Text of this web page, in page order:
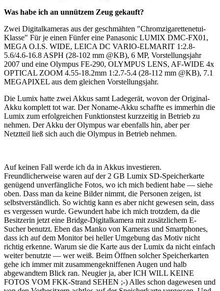
Was habe ich an unnützem Zeug gekauft?
Zwei Digitalkameras aus der geschmähten "Chromzigarettenetui-
Klasse" Für je einen Fünfer eine Panasonic LUMIX DMC-FX01,
MEGA O.I.S. WIDE, LEICA DC VARIO-ELMARIT 1:2.8-
5.6/4.6-16.8 ASPH (28-102 mm @KB), 6 MP, Vorstellungsjahr
2007 und eine Olympus FE-290, OLYMPUS LENS, AF-WIDE 4x
OPTICAL ZOOM 4.55-18.2mm 1:2.7-5.4 (28-112 mm @KB), 7.1
MEGAPIXEL aus dem gleichen Vorstellungsjahr.
Die Lumix hatte zwei Akkus samt Ladegerät, wovon der Original-
Akku komplett tot war. Der Noname-Akku schaffte es immerhin die
Lumix zum erfolgreichen Funktionstest kurzzeitig in Betrieb zu
nehmen. Der Akku der Olympus war ebenfalls hin, aber per
Netztteil ließ sich auch die Olympus in Betrieb nehmen.
Auf keinen Fall werde ich da in Akkus investieren.
Freundlicherweise waren auf der 2 GB Lumix SD-Speicherkarte
genügend unverfängliche Fotos, wo ich mich bedient habe — siehe
oben. Dass man da keine Bilder nimmt, die Personen zeigen, ist
selbstverständlich. So wichtig kann es aber nicht gewesen sein, dass
es vergessen wurde. Gewundert habe ich mich trotzdem, da die
Besitzerin jetzt eine Bridge-Digitalkamera mit zusätzlichem E-
Sucher benutzt. Eben das Manko von Kameras und Smartphones,
dass ich auf dem Monitor bei heller Umgebung das Motiv nicht
richtig erkenne. Warum sie die Karte aus der Lumix da nicht einfach
weiter benutzte — wer weiß. Beim Öffnen solcher Speicherkarten
gehe ich immer mit zusammengekniffenen Augen und halb
abgewandtem Blick ran. Neugier ja, aber ICH WILL KEINE
FOTOS VOM FKK-Strand SEHEN ;-) Alles schon dagewesen und